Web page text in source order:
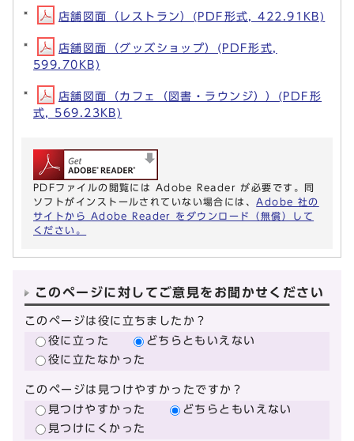
店舗図面（レストラン）(PDF形式, 422.91KB)
店舗図面（グッズショップ）(PDF形式,
599.70KB)
店舗図面（カフェ（図書・ラウンジ））(PDF形
式, 569.23KB)
PDFファイルの閲覧には Adobe Reader が必要です。同
ソフトがインストールされていない場合には、 Adobe 社の
サイトから Adobe Reader をダウンロード（無償）して
ください。
このページに対してご意見をお聞かせください
このページは役に立ちましたか？
役に立った
どちらともいえない
役に立たなかった
このページは見つけやすかったですか？
見つけやすかった
どちらともいえない
見つけにくかった